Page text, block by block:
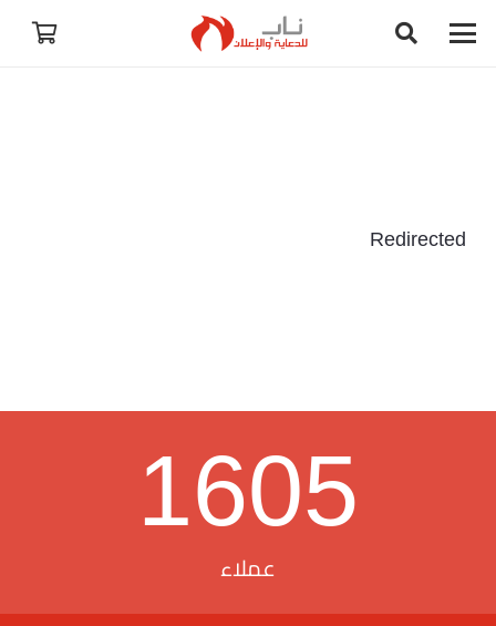
Redirected
1605
عملاء